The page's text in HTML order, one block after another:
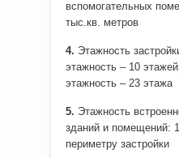
вспомогательных
тыс.кв. метров
4. Этажность
этажность – 10
этажность – 23 этажа
5. Этажность
зданий и помещений:
периметру застройки